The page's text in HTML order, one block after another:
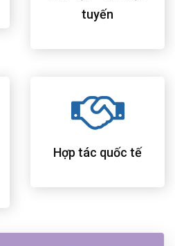
tuyến
Hợp tác quốc tế